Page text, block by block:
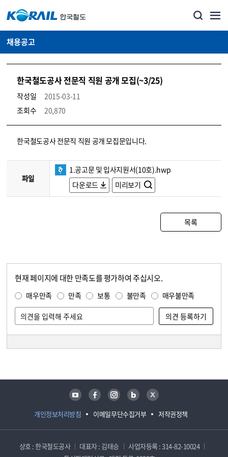
채용공고
한국철도공사 전문직 직원 공개 모집(~3/25)
작성일
2015-03-11
조회수
20,870
코레일소개_경영공시_채용공고 상세보기 – 내용, 파일, 담당자 연락처로 구성
한국철도공사 전문직 직원 공개 모집문입니다.
파일
1.공고문 및 입사지원서(10호).hwp
다운로드
미리보기
목록
현재 페이지에 대한 만족도를 평가하여 주십시오.
매우만족 만족 보통 불만족 매우불만족
개인정보처리방침 이메일무단수집거부 저작권정책
유튜브 페이스북 인스타그램 블로그 트위터
상호 : 한국철도공사 대표자 : 김태승
사업자등록 : 314-82-10024